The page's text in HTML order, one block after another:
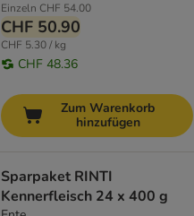
Einzeln CHF 54.00
CHF 50.90
CHF 5.30 / kg
CHF 48.36
Zum Warenkorb
hinzufügen
Sparpaket RINTI
Kennerfleisch 24 x 400 g